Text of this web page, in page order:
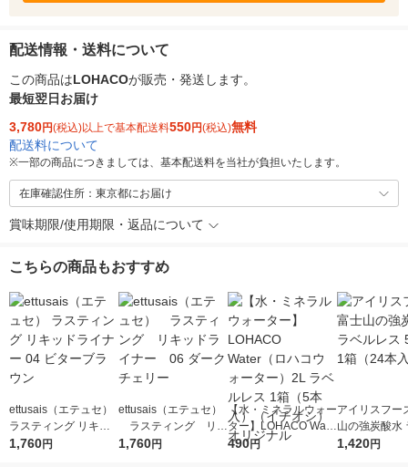
配送情報・送料について
この商品はLOHACOが販売・発送します。
最短翌日お届け
3,780円(税込)以上で基本配送料550円(税込)無料
配送料について
※一部の商品につきましては、基本配送料を当社が負担いたします。
在庫確認住所：東京都にお届け
賞味期限/使用期限・返品について
こちらの商品もおすすめ
ettusais（エテュセ）
ラスティング リキッ
ドライナー 04 ビター
1,760円
ettusais（エテュセ）
ラスティング リキ
ッドライナー 06 ダ
1,760円
【水・ミネラルウォー
ター】LOHACO Wate
r（ロハコウォータ
490円
アイリスフー
山の強炭酸水
レス 500ml 1
1,420円